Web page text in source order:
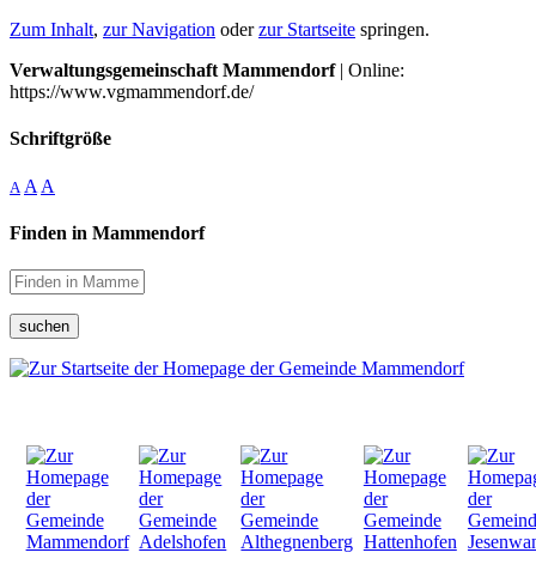
Zum Inhalt, zur Navigation oderzur Startseite springen.
Verwaltungsgemeinschaft Mammendorf| Online:
https://www.vgmammendorf.de/
Schriftgröße
A A A
Finden in Mammendorf
suchen